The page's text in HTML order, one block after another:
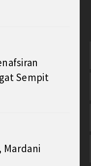
Sempit
Mardani